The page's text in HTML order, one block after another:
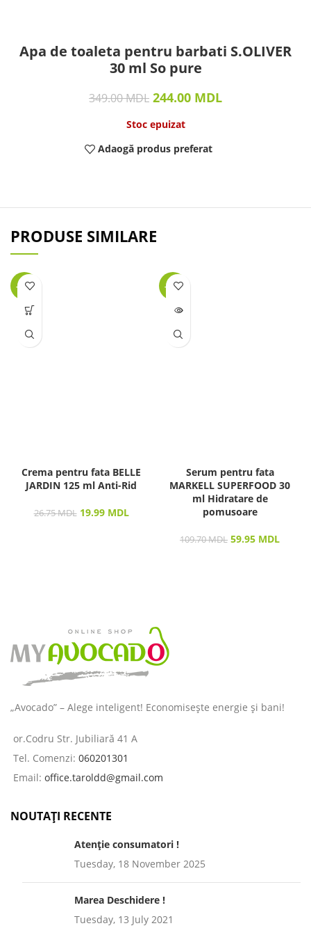
Apa de toaleta pentru barbati S.OLIVER
30 ml So pure
349.00MDL 244.00 MDL
Stoc epuizat
Adaogă produs preferat
PRODUSE SIMILARE
-25%
Crema pentru fata BELLE
JARDIN 125 ml Anti-Rid
26.75MDL 19.99 MDL
-45%
LIPSĂ
Serum pentru fata
MARKELL SUPERFOOD 30
ml Hidratare de
pomusoare
109.70MDL 59.95 MDL
„Avocado” – Alege inteligent! Economisește energie și bani!
or.Codru Str. Jubiliară 41 A
Tel. Comenzi: 060201301
Email: office.taroldd@gmail.com
NOUTAȚI RECENTE
Atenție consumatori !
Tuesday, 18 November 2025
Marea Deschidere !
Tuesday, 13 July 2021